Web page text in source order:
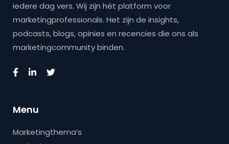
iedere dag vers. Wij zijn hét platform voor
marketingprofessionals. Het zijn de insights,
podcasts, blogs, opinies en recencies die ons als
marketingcommunity binden.
Menu
Marketingthema’s